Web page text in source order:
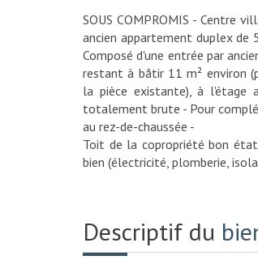
SOUS COMPROMIS - Centre
ancien appartement duplex de
Composé d'une entrée par
restant à bâtir 11 m² environ
la pièce existante), à l'étage
totalement brute - Pour
au rez-de-chaussée -
Toit de la copropriété bon
bien (électricité, plomberie,
Descriptif du